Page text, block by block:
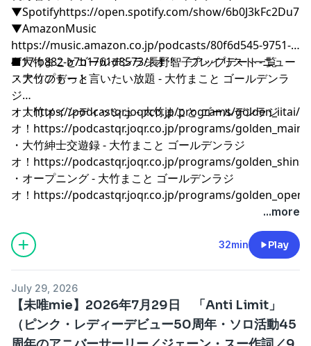
▼Spotify⁠⁠⁠⁠⁠⁠⁠⁠⁠⁠⁠⁠⁠⁠⁠⁠⁠⁠⁠⁠⁠⁠⁠⁠⁠⁠⁠⁠⁠⁠⁠⁠⁠⁠⁠⁠⁠⁠⁠⁠⁠⁠⁠⁠⁠⁠⁠⁠⁠⁠⁠⁠⁠⁠⁠⁠⁠⁠⁠⁠⁠⁠⁠⁠⁠⁠⁠⁠⁠⁠⁠⁠⁠⁠⁠⁠⁠⁠⁠⁠⁠⁠⁠⁠⁠⁠⁠⁠⁠⁠⁠⁠⁠⁠⁠⁠⁠⁠⁠⁠⁠⁠⁠⁠⁠⁠⁠⁠⁠⁠⁠⁠⁠⁠⁠⁠⁠⁠⁠⁠⁠⁠⁠⁠⁠⁠⁠⁠⁠⁠⁠⁠⁠⁠⁠⁠⁠⁠⁠⁠⁠⁠⁠⁠⁠⁠⁠⁠⁠⁠⁠⁠⁠⁠⁠https://open.spotify.com/show/
▼AmazonMusic
⁠⁠⁠⁠⁠⁠⁠⁠⁠⁠⁠⁠⁠⁠⁠⁠⁠⁠⁠⁠⁠⁠⁠⁠⁠⁠⁠⁠⁠⁠⁠⁠⁠⁠⁠⁠⁠⁠⁠⁠⁠⁠⁠⁠⁠⁠⁠⁠⁠⁠⁠⁠⁠⁠⁠⁠⁠⁠⁠⁠⁠⁠⁠⁠⁠⁠⁠⁠⁠⁠⁠⁠⁠⁠⁠⁠⁠⁠⁠⁠⁠⁠⁠⁠⁠⁠⁠⁠⁠⁠⁠⁠⁠⁠⁠⁠⁠⁠⁠⁠⁠⁠⁠⁠⁠⁠⁠⁠⁠⁠⁠⁠⁠⁠⁠⁠⁠⁠⁠⁠⁠⁠⁠⁠⁠⁠⁠⁠⁠⁠⁠⁠⁠⁠⁠⁠⁠⁠⁠⁠⁠⁠⁠⁠⁠⁠⁠⁠⁠⁠⁠⁠⁠⁠⁠https://music.amazon.co.jp/podcasts/80f6d545-9751-
4f17-b882-b7b1761d8573/長野智子アップデート-ニュー
スアップデート⁠⁠⁠⁠⁠⁠⁠⁠⁠⁠⁠⁠⁠⁠⁠⁠⁠⁠⁠⁠⁠⁠⁠⁠⁠⁠⁠⁠⁠⁠⁠⁠⁠⁠⁠⁠⁠⁠⁠⁠⁠⁠⁠⁠⁠⁠⁠⁠⁠⁠⁠⁠⁠⁠⁠⁠⁠⁠⁠⁠⁠⁠⁠⁠⁠⁠⁠⁠⁠⁠⁠⁠⁠⁠⁠⁠⁠⁠⁠⁠⁠⁠⁠⁠⁠⁠⁠⁠⁠⁠⁠⁠⁠⁠⁠⁠⁠⁠⁠⁠⁠⁠⁠⁠⁠⁠⁠⁠⁠⁠⁠⁠⁠⁠⁠⁠⁠⁠⁠⁠⁠⁠⁠⁠⁠⁠⁠⁠⁠⁠⁠⁠⁠⁠⁠⁠⁠⁠⁠⁠⁠⁠⁠⁠⁠⁠⁠⁠⁠⁠⁠⁠⁠⁠⁠
■大竹まことゴールデンラジオ！ プレイリスト一覧
・大竹のもっと言いたい放題 - 大竹まこと ゴールデンラ
ジ
オ！⁠⁠⁠⁠⁠⁠⁠⁠⁠⁠⁠⁠⁠⁠⁠⁠⁠⁠⁠⁠⁠⁠⁠⁠⁠⁠⁠⁠⁠⁠⁠⁠⁠⁠⁠⁠⁠⁠⁠⁠⁠⁠⁠⁠⁠⁠⁠⁠⁠⁠⁠⁠⁠⁠⁠⁠⁠⁠⁠⁠⁠⁠⁠⁠⁠⁠⁠⁠⁠⁠⁠⁠⁠⁠⁠⁠⁠⁠⁠⁠⁠⁠⁠⁠⁠⁠⁠⁠⁠⁠⁠⁠⁠⁠⁠⁠⁠⁠⁠⁠⁠⁠⁠⁠⁠⁠⁠⁠⁠⁠⁠⁠⁠⁠⁠⁠⁠⁠⁠⁠⁠⁠⁠⁠⁠⁠⁠⁠⁠⁠⁠⁠⁠⁠⁠⁠⁠⁠⁠⁠⁠⁠⁠⁠⁠⁠⁠⁠⁠⁠⁠⁠⁠⁠⁠https://podcastqr.joqr.co.jp/programs/golden_iitai/⁠⁠⁠⁠⁠⁠⁠⁠⁠⁠⁠⁠⁠⁠⁠⁠⁠⁠⁠⁠⁠⁠⁠⁠⁠⁠⁠⁠⁠⁠⁠⁠⁠⁠⁠⁠⁠⁠⁠⁠⁠⁠⁠⁠⁠⁠⁠⁠⁠⁠⁠⁠⁠⁠⁠⁠⁠⁠⁠⁠⁠⁠⁠⁠⁠⁠⁠⁠⁠⁠⁠⁠⁠⁠⁠⁠⁠⁠⁠⁠⁠⁠⁠⁠⁠⁠⁠⁠⁠⁠⁠⁠⁠⁠⁠⁠⁠⁠⁠⁠⁠⁠⁠⁠⁠⁠⁠⁠⁠⁠⁠⁠⁠⁠⁠⁠⁠⁠⁠⁠⁠⁠⁠⁠⁠⁠⁠⁠⁠⁠⁠⁠⁠⁠⁠⁠⁠⁠⁠⁠⁠⁠⁠⁠⁠⁠⁠⁠⁠⁠⁠⁠⁠⁠⁠
・大竹メインディッシュ - 大竹まこと ゴールデンラジ
オ！ ⁠⁠⁠⁠⁠⁠⁠⁠⁠⁠⁠⁠⁠⁠⁠⁠⁠⁠⁠⁠⁠⁠⁠⁠⁠⁠⁠⁠⁠⁠⁠⁠⁠⁠⁠⁠⁠⁠⁠⁠⁠⁠⁠⁠⁠⁠⁠⁠⁠⁠⁠⁠⁠⁠⁠⁠⁠⁠⁠⁠⁠⁠⁠⁠⁠⁠⁠⁠⁠⁠⁠⁠⁠⁠⁠⁠⁠⁠⁠⁠⁠⁠⁠⁠⁠⁠⁠⁠⁠⁠⁠⁠⁠⁠⁠⁠⁠⁠⁠⁠⁠⁠⁠⁠⁠⁠⁠⁠⁠⁠⁠⁠⁠⁠⁠⁠⁠⁠⁠⁠⁠⁠⁠⁠⁠⁠⁠⁠⁠⁠⁠⁠⁠⁠⁠⁠⁠⁠⁠⁠⁠⁠⁠⁠⁠⁠⁠⁠⁠⁠⁠⁠⁠⁠⁠https://podcastqr.joqr.co.jp/programs/golden_main⁠⁠⁠⁠⁠⁠⁠⁠⁠⁠⁠⁠⁠⁠⁠⁠⁠⁠⁠⁠⁠⁠⁠⁠⁠⁠⁠⁠⁠⁠⁠⁠⁠⁠⁠⁠⁠⁠⁠⁠⁠⁠⁠⁠⁠⁠⁠⁠⁠⁠⁠⁠⁠⁠⁠⁠⁠⁠⁠⁠⁠⁠⁠⁠⁠⁠⁠⁠⁠⁠⁠⁠⁠⁠⁠⁠⁠⁠⁠⁠⁠⁠⁠⁠⁠⁠⁠⁠⁠⁠⁠⁠⁠⁠⁠⁠⁠⁠⁠⁠⁠⁠⁠⁠⁠⁠⁠⁠⁠⁠⁠⁠⁠⁠⁠⁠⁠⁠⁠⁠⁠⁠⁠⁠⁠⁠⁠⁠⁠⁠⁠⁠⁠⁠⁠⁠⁠⁠⁠⁠⁠⁠⁠⁠⁠⁠⁠⁠⁠⁠⁠⁠⁠⁠⁠
・大竹紳士交遊録 - 大竹まこと ゴールデンラジ
オ！ ⁠⁠⁠⁠⁠⁠⁠⁠⁠⁠⁠⁠⁠⁠⁠⁠⁠⁠⁠⁠⁠⁠⁠⁠⁠⁠⁠⁠⁠⁠⁠⁠⁠⁠⁠⁠⁠⁠⁠⁠⁠⁠⁠⁠⁠⁠⁠⁠⁠⁠⁠⁠⁠⁠⁠⁠⁠⁠⁠⁠⁠⁠⁠⁠⁠⁠⁠⁠⁠⁠⁠⁠⁠⁠⁠⁠⁠⁠⁠⁠⁠⁠⁠⁠⁠⁠⁠⁠⁠⁠⁠⁠⁠⁠⁠⁠⁠⁠⁠⁠⁠⁠⁠⁠⁠⁠⁠⁠⁠⁠⁠⁠⁠⁠⁠⁠⁠⁠⁠⁠⁠⁠⁠⁠⁠⁠⁠⁠⁠⁠⁠⁠⁠⁠⁠⁠⁠⁠⁠⁠⁠⁠⁠⁠⁠⁠⁠⁠⁠⁠⁠⁠⁠⁠⁠https://podcastqr.joqr.co.jp/programs/
・オープニング - 大竹まこと ゴールデンラジ
オ！ ⁠⁠⁠⁠⁠⁠⁠⁠⁠⁠⁠⁠⁠⁠⁠⁠⁠⁠⁠⁠⁠⁠⁠⁠⁠⁠⁠⁠⁠⁠⁠⁠⁠⁠⁠⁠⁠⁠⁠⁠⁠⁠⁠⁠⁠⁠⁠⁠⁠⁠⁠⁠⁠⁠⁠⁠⁠⁠⁠⁠⁠⁠⁠⁠⁠⁠⁠⁠⁠⁠⁠⁠⁠⁠⁠⁠⁠⁠⁠⁠⁠⁠⁠⁠⁠⁠⁠⁠⁠⁠⁠⁠⁠⁠⁠⁠⁠⁠⁠⁠⁠⁠⁠⁠⁠⁠⁠⁠⁠⁠⁠⁠⁠⁠⁠⁠⁠⁠⁠⁠⁠⁠⁠⁠⁠⁠⁠⁠⁠⁠⁠⁠⁠⁠⁠⁠⁠⁠⁠⁠⁠⁠⁠⁠⁠⁠⁠⁠⁠⁠⁠⁠⁠⁠⁠https://podcastqr.joqr.co.jp/programs/
...more
32min Play
July 29, 2026
【未唯mie】2026年7月29日 「Anti Limit」
（ピンク・レディーデビュー50周年・ソロ活動45